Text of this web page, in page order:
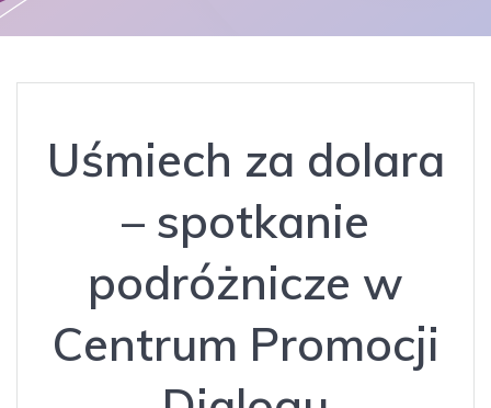
Uśmiech za dolara
– spotkanie
podróżnicze w
Centrum Promocji